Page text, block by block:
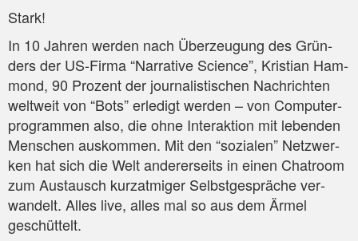
Stark!
In 10 Jah­ren wer­den nach Über­zeu­gung des Grün­
ders der US-Fir­ma “Nar­ra­ti­ve Sci­ence”, Kris­ti­an Ham­
mond, 90 Pro­zent der jour­na­lis­ti­schen Nach­rich­ten
welt­weit von “Bots” erle­digt wer­den – von Com­pu­ter­
pro­gram­men also, die ohne Inter­ak­ti­on mit leben­den
Men­schen aus­kom­men. Mit den “sozia­len” Netz­wer­
ken hat sich die Welt ande­rer­seits in einen Chat­room
zum Aus­tausch kurz­at­mi­ger Selbst­ge­sprä­che ver­
wan­delt. Alles live, alles mal so aus dem Ärmel
geschüttelt.